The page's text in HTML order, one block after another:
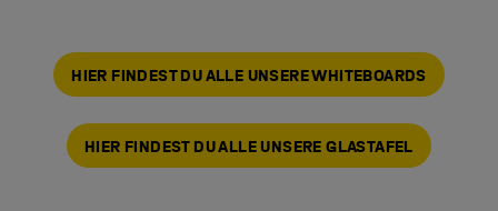
HIER FINDEST DU ALLE UNSERE WHITEBOARDS
HIER FINDEST DU ALLE UNSERE GLASTAFEL